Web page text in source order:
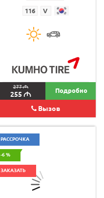
116 V
277M
255 M Подробно
Вызов
РАССРОЧКА
-6 %
ЗАКАЗАТЬ